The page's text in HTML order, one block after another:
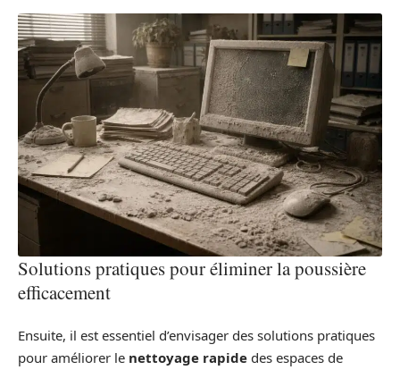
Solutions pratiques pour éliminer la poussière
efficacement
Ensuite, il est essentiel d’envisager des solutions pratiques
pour améliorer le nettoyage rapide des espaces de